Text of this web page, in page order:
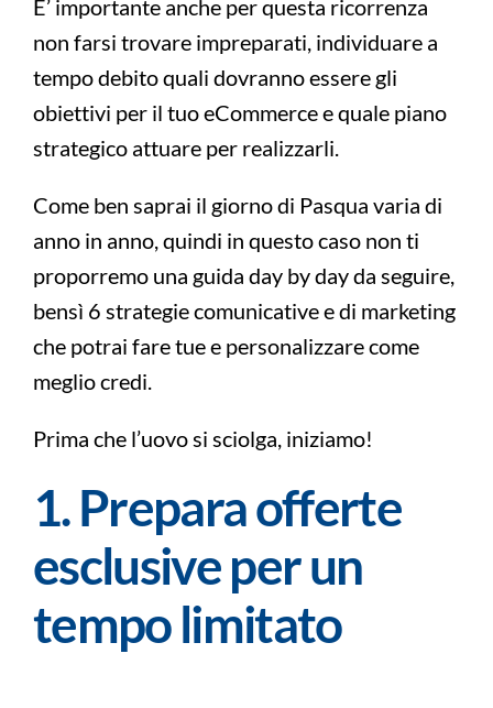
E’ importante anche per questa ricorrenza
non farsi trovare impreparati, individuare a
tempo debito quali dovranno essere gli
obiettivi per il tuo eCommerce e quale piano
strategico attuare per realizzarli.
Come ben saprai il giorno di Pasqua varia di
anno in anno, quindi in questo caso non ti
proporremo una guida day by day da seguire,
bensì 6 strategie comunicative e di marketing
che potrai fare tue e personalizzare come
meglio credi.
Prima che l’uovo si sciolga, iniziamo!
1. Prepara offerte
esclusive per un
tempo limitato